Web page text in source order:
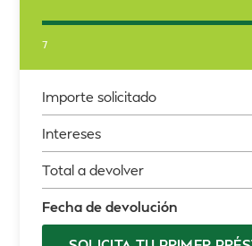
7
Importe solicitado
Intereses
Total a devolver
Fecha de devolución